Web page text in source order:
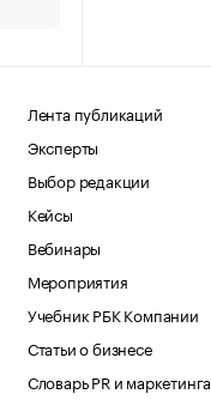
Лента публикаций
Эксперты
Выбор редакции
Кейсы
Вебинары
Мероприятия
Учебник РБК Компании
Статьи о бизнесе
Словарь PR и маркетинга